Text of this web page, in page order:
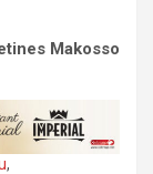
Makosso
,